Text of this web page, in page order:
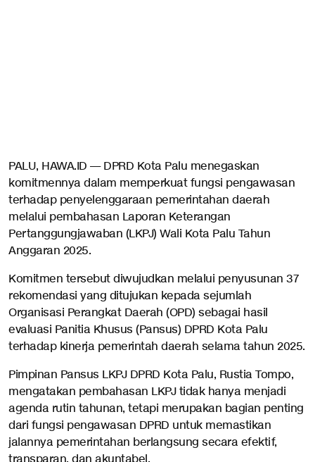
PALU, HAWA.ID — DPRD Kota Palu menegaskan
komitmennya dalam memperkuat fungsi pengawasan
terhadap penyelenggaraan pemerintahan daerah
melalui pembahasan Laporan Keterangan
Pertanggungjawaban (LKPJ) Wali Kota Palu Tahun
Anggaran 2025.
Komitmen tersebut diwujudkan melalui penyusunan 37
rekomendasi yang ditujukan kepada sejumlah
Organisasi Perangkat Daerah (OPD) sebagai hasil
evaluasi Panitia Khusus (Pansus) DPRD Kota Palu
terhadap kinerja pemerintah daerah selama tahun 2025.
Pimpinan Pansus LKPJ DPRD Kota Palu, Rustia Tompo,
mengatakan pembahasan LKPJ tidak hanya menjadi
agenda rutin tahunan, tetapi merupakan bagian penting
dari fungsi pengawasan DPRD untuk memastikan
jalannya pemerintahan berlangsung secara efektif,